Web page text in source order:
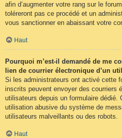
afin d’augmenter votre rang sur le
toléreront pas ce procédé et un
vous sanctionner en abaissant votre
Haut
Pourquoi m’est-il demandé de me
lien de courrier électronique d’un
Si les administrateurs ont activé cette
inscrits peuvent envoyer des courriers
utilisateurs depuis un formulaire dédié.
utilisation abusive du système de
utilisateurs malveillants ou des robots.
Haut